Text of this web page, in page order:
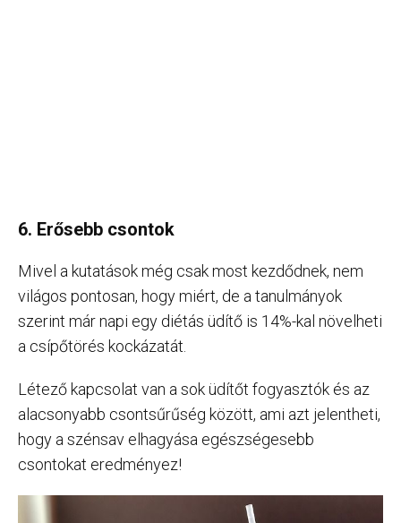
6. Erősebb csontok
Mivel a kutatások még csak most kezdődnek, nem
világos pontosan, hogy miért, de a tanulmányok
szerint már napi egy diétás üdítő is 14%-kal növelheti
a csípőtörés kockázatát.
Létező kapcsolat van a sok üdítőt fogyasztók és az
alacsonyabb csontsűrűség között, ami azt jelentheti,
hogy a szénsav elhagyása egészségesebb
csontokat eredményez!